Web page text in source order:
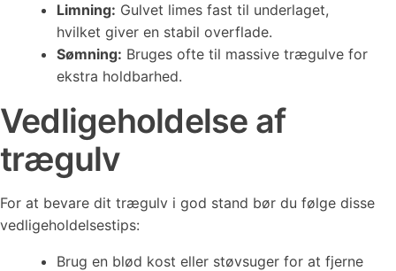
Limning: Gulvet limes fast til underlaget,
hvilket giver en stabil overflade.
Sømning: Bruges ofte til massive trægulve for
ekstra holdbarhed.
Vedligeholdelse af
trægulv
For at bevare dit trægulv i god stand bør du følge disse
vedligeholdelsestips:
Brug en blød kost eller støvsuger for at fjerne